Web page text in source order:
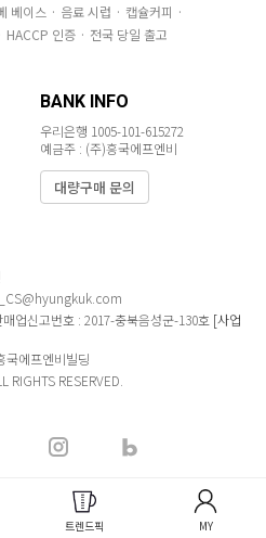
베이스 · 음료 시럽 · 캡슐커피 ·
인증 · 전국 당일 출고
BANK INFO
우리은행 1005-101-615272
예금주 : (주)흥국에프엔비
대량구매 문의
업신고번호 : 2017-충북음성군-130호 [사업
국에프엔비빌딩
RESERVED.
트렌드픽 MY